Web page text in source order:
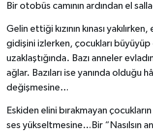
Bir otobüs camının ardından el
Gelin ettiği kızının kınası
gidişini izlerken, çocukları büyüyüp
uzaklaştığında. Bazı anneler
ağlar. Bazıları ise yanında olduğu
değişmesine…
Eskiden elini bırakmayan
ses yükseltmesine…Bir “Nasılsın